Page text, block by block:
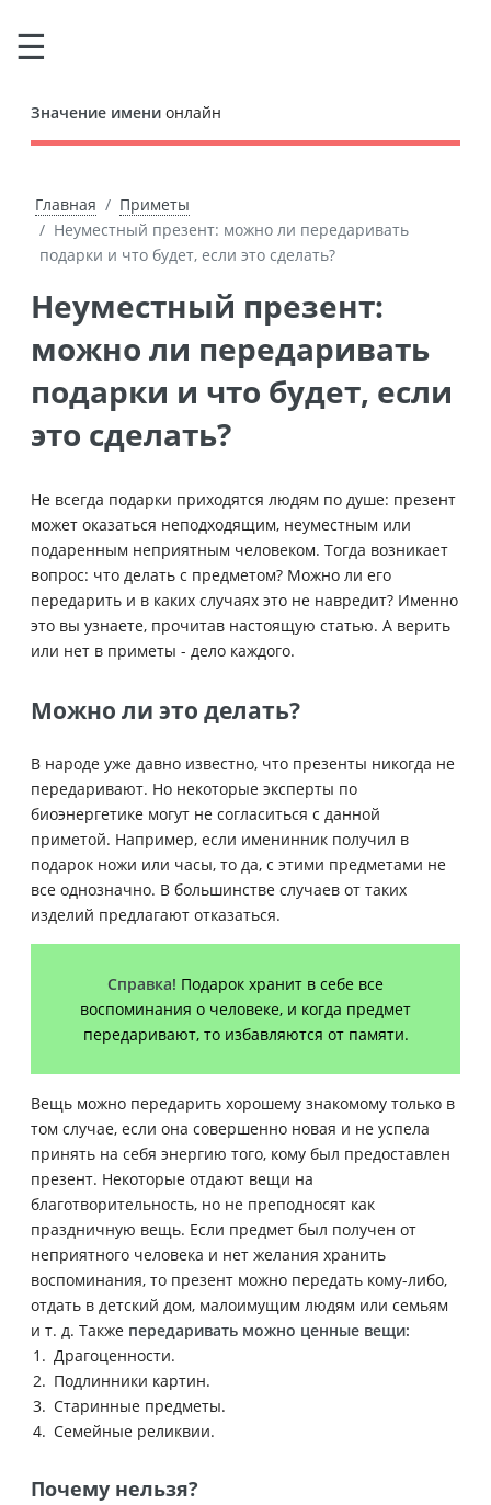
Значение имени онлайн
Главная
Приметы
Неуместный презент: можно ли передаривать
подарки и что будет, если это сделать?
Неуместный презент:
можно ли передаривать
подарки и что будет, если
это сделать?
Не всегда подарки приходятся людям по душе: презент
может оказаться неподходящим, неуместным или
подаренным неприятным человеком. Тогда возникает
вопрос: что делать с предметом? Можно ли его
передарить и в каких случаях это не навредит? Именно
это вы узнаете, прочитав настоящую статью. А верить
или нет в приметы - дело каждого.
Можно ли это делать?
В народе уже давно известно, что презенты никогда не
передаривают. Но некоторые эксперты по
биоэнергетике могут не согласиться с данной
приметой. Например, если именинник получил в
подарок ножи или часы, то да, с этими предметами не
все однозначно. В большинстве случаев от таких
изделий предлагают отказаться.
Справка! Подарок хранит в себе все
воспоминания о человеке, и когда предмет
передаривают, то избавляются от памяти.
Вещь можно передарить хорошему знакомому только в
том случае, если она совершенно новая и не успела
принять на себя энергию того, кому был предоставлен
презент. Некоторые отдают вещи на
благотворительность, но не преподносят как
праздничную вещь. Если предмет был получен от
неприятного человека и нет желания хранить
воспоминания, то презент можно передать кому-либо,
отдать в детский дом, малоимущим людям или семьям
и т. д. Также передаривать можно ценные вещи:
Драгоценности.
Подлинники картин.
Старинные предметы.
Семейные реликвии.
Почему нельзя?